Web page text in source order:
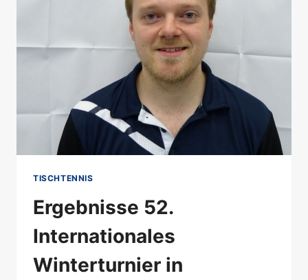
NEUE
INFOS!
TISCHTENNIS
Ergebnisse 52.
Internationales
Winterturnier in